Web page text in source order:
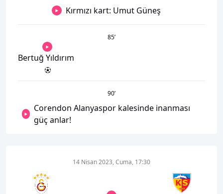
Kırmızı kart: Umut Güneş
85’
Bertuğ Yıldırım
90’
Corendon Alanyaspor kalesinde inanması
güç anlar!
14 Nisan 2023, Cuma, 17:30